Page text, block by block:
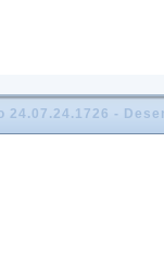
24.07.24.1726 -